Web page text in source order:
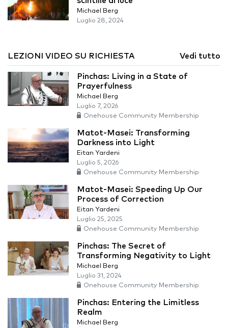
Michael Berg
Luglio 28, 2024
LEZIONI VIDEO SU RICHIESTA Vedi tutto
Pinchas: Living in a State of
Prayerfulness
Michael Berg
Luglio 7, 2026
Onehouse Community Membership
Matot-Masei: Transforming
Darkness into Light
Eitan Yardeni
Luglio 5, 2026
Onehouse Community Membership
Matot-Masei: Speeding Up Our
Process of Correction
Eitan Yardeni
Luglio 25, 2025
Onehouse Community Membership
Pinchas: The Secret of
Transforming Negativity to Light
Michael Berg
Luglio 31, 2024
Onehouse Community Membership
Pinchas: Entering the Limitless
Realm
Michael Berg